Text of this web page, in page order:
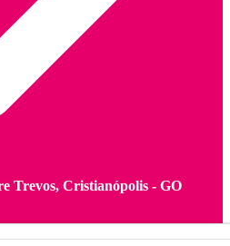
Trevos, Cristianópolis - GO